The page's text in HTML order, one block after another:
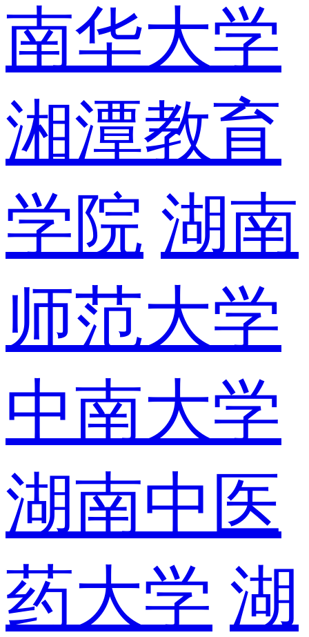
南华大学
湘潭教育
学院 湖南
师范大学
中南大学
湖南中医
药大学 湖